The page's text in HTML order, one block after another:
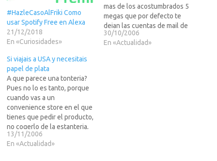
#HazleCasoAlFriki Como
usar Spotify Free en Alexa
21/12/2018
En «Curiosidades»
mas de los acostumbrados 5
megas que por defecto te
dejan las cuentas de mail de
los proveedores de
conexion o las gratuitas que
30/10/2006
En «Actualidad»
Si viajais a USA y necesitais
papel de plata
A que parece una tonteria?
Pues no lo es tanto, porque
cuando vas a un
convenience store en el que
tienes que pedir el producto,
no cogerlo de la estanteria,
resulta que si pides "silver
paper" o "paper of silver", el
13/11/2006
En «Actualidad»